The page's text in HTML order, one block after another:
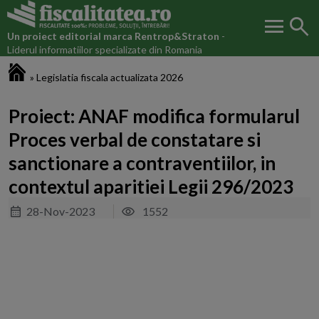
Un proiect editorial marca Rentrop&Straton -
Liderul informatiilor specializate din Romania
menu search
» Legislatia fiscala actualizata 2026
Proiect: ANAF modifica formularul
Proces verbal de constatare si
sanctionare a contraventiilor, in
contextul aparitiei Legii 296/2023
28-Nov-2023 1552